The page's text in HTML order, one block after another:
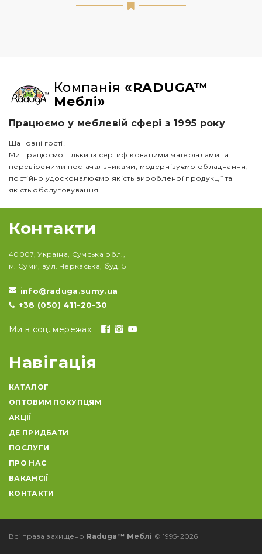
Компанія «RADUGA™
Меблі»
Працюємо у меблевій сфері з 1995 року
Шановні гості!
Ми працюємо тільки із сертифікованими матеріалами та
перевіреними постачальниками, модернізуємо обладнання,
постійно удосконалюємо якість виробленої продукції та
якість обслуговування.
Контакти
40007, Україна, Сумська обл.,
м. Суми, вул. Черкаська, буд. 5
info@raduga.sumy.ua
+38 (050) 411-20-30
Ми в соц. мережах:
Навігація
КАТАЛОГ
ОПТОВИМ ПОКУПЦЯМ
АКЦІЇ
ДЕ ПРИДБАТИ
ПОСЛУГИ
ПРО НАС
ВАКАНСІЇ
КОНТАКТИ
Всі права захищено Raduga™ Меблі © 1995-2026